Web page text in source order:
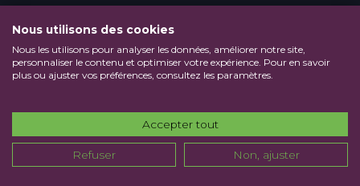
Nous utilisons des cookies
Nous les utilisons pour analyser les données, améliorer notre site,
personnaliser le contenu et optimiser votre expérience. Pour en savoir
plus ou ajuster vos préférences, consultez les paramètres.
Accepter tout
Refuser Non, ajuster